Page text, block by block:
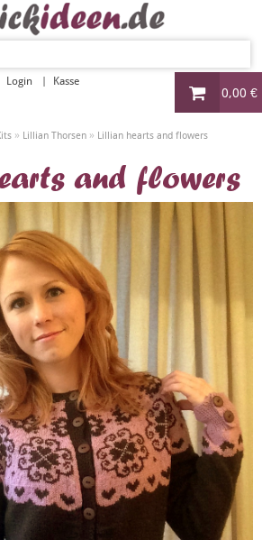
0,00 €
Login Kasse
» Lillian Thorsen» Lillian hearts and flowers
and flowers